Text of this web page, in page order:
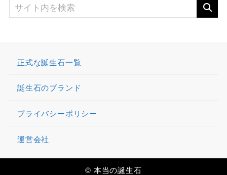
正式な誕生石一覧
誕生石のブランド
プライバシーポリシー
運営会社
© 本当の誕生石